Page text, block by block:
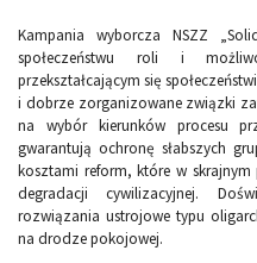
Kampania wyborcza NSZZ
społeczeństwu roli i
przekształcającym się
i dobrze zorganizowane związki
na wybór kierunków procesu
gwarantują ochronę słabszych
kosztami reform, które w
degradacji cywilizacyjnej.
rozwiązania ustrojowe typu
na drodze pokojowej.